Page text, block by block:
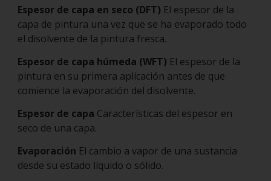
Espesor de capa en seco (DFT) El espesor de la
capa de pintura una vez que se ha evaporado todo
el disolvente de la pintura fresca.
Espesor de capa húmeda (WFT) El espesor de la
pintura en su primera aplicación antes de que
comience la evaporación del disolvente.
Espesor de capa Características del espesor en
seco de una capa.
Evaporación El cambio a vapor de una sustancia
desde su estado líquido o sólido.